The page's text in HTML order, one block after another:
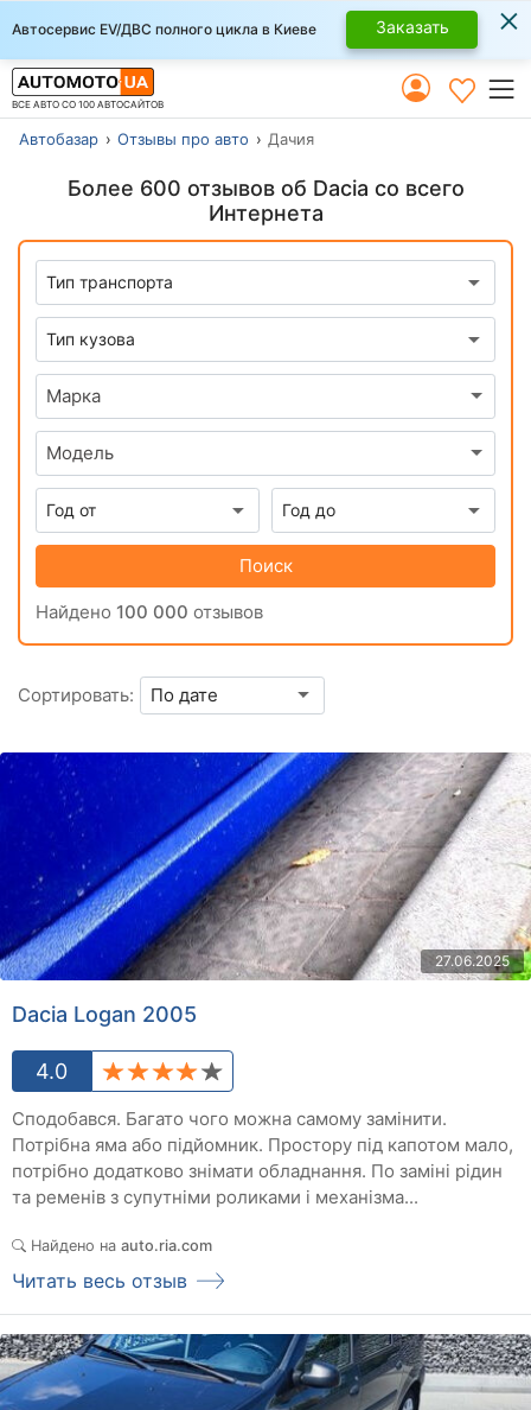
Автосервис EV/ДВС полного цикла в Киеве Заказать ×
ВСЕ АВТО СО 100 АВТОСАЙТОВ
Автобазар Отзывы про авто Дачия
Более 600 отзывов об Dacia со всего
Интернета
Марка
Модель
Поиск
Найдено 100 000 отзывов
Сортировать:
27.06.2025
Dacia Logan 2005
4.0
Сподобався. Багато чого можна самому замінити.
Потрібна яма або підйомник. Простору під капотом мало,
потрібно додатково знімати обладнання. По заміні рідин
та ременів з супутніми роликами і механізма...
Найдено на auto.ria.com
Читать весь отзыв